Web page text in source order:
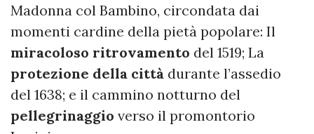
Madonna col Bambino, circondata dai
momenti cardine della pietà popolare: Il
miracoloso ritrovamento del 1519; La
protezione della città durante l’assedio
del 1638; e il cammino notturno del
pellegrinaggio verso il promontorio